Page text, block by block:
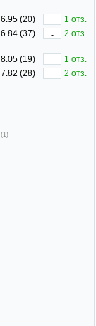
6.95 (20) -
1 отз.
6.84 (37) -
2 отз.
8.05 (19) -
1 отз.
7.82 (28) - 2 отз.
(1)